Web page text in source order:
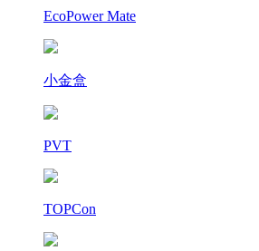
EcoPower Mate
小金盒
PVT
TOPCon